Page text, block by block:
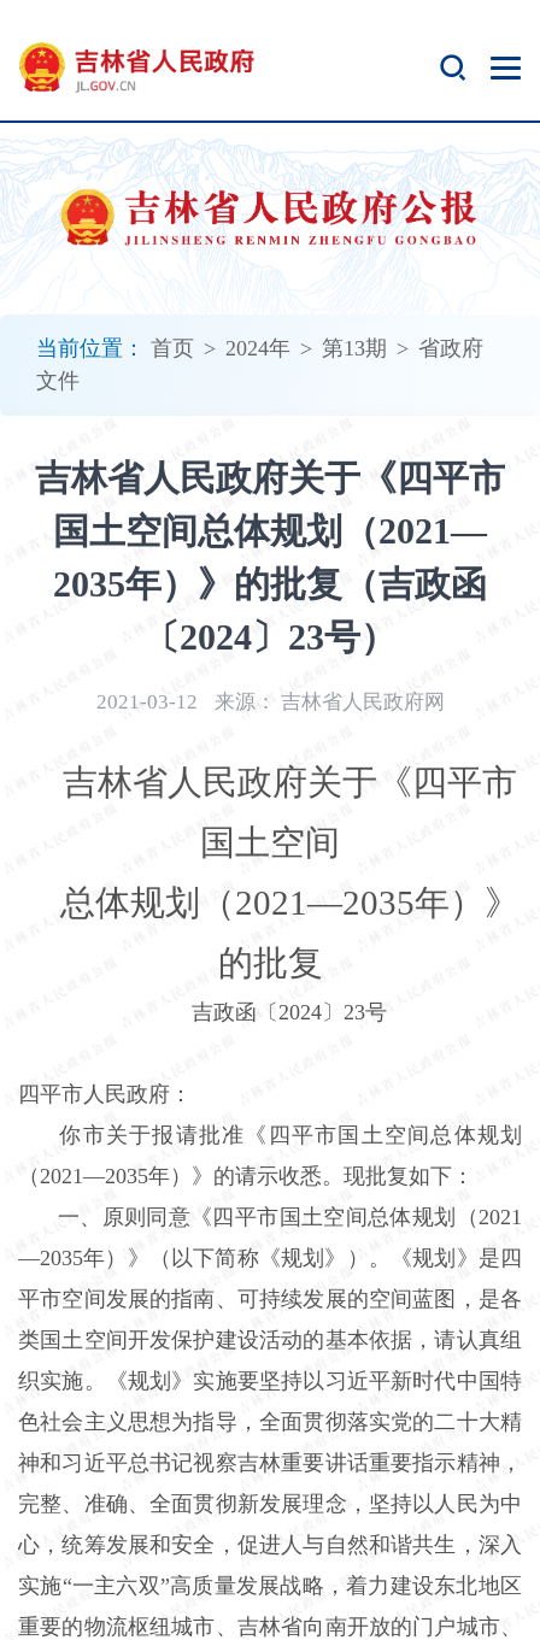
当前位置： 首页 > 2024年 > 第13期 > 省政府
文件
吉林省人民政府关于《四平市
国土空间总体规划（2021—
2035年）》的批复（吉政函
〔2024〕23号）
2021-03-12 来源： 吉林省人民政府网
吉林省人民政府关于《四平市
国土空间
总体规划（2021—2035年）》
的批复
吉政函〔2024〕23号
四平市人民政府：
你市关于报请批准《四平市国土空间总体规划
（2021—2035年）》的请示收悉。现批复如下：
一、原则同意《四平市国土空间总体规划（2021
—2035年）》（以下简称《规划》）。《规划》是四
平市空间发展的指南、可持续发展的空间蓝图，是各
类国土空间开发保护建设活动的基本依据，请认真组
织实施。《规划》实施要坚持以习近平新时代中国特
色社会主义思想为指导，全面贯彻落实党的二十大精
神和习近平总书记视察吉林重要讲话重要指示精神，
完整、准确、全面贯彻新发展理念，坚持以人民为中
心，统筹发展和安全，促进人与自然和谐共生，深入
实施“一主六双”高质量发展战略，着力建设东北地区
重要的物流枢纽城市、吉林省向南开放的门户城市、
开
无
障
碍
说
明
加